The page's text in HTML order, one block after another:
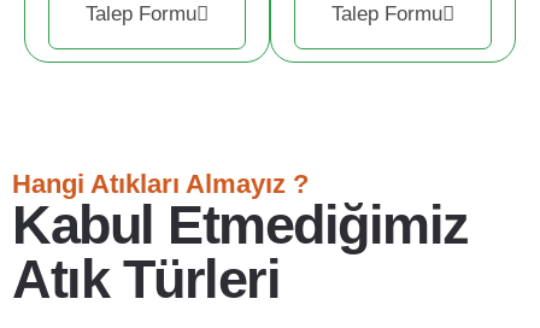
Talep Formu Talep Formu
Hangi Atıkları Almayız ?
Kabul Etmediğimiz
Atık Türleri